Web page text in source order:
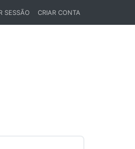
SESSÃO CRIAR CONTA